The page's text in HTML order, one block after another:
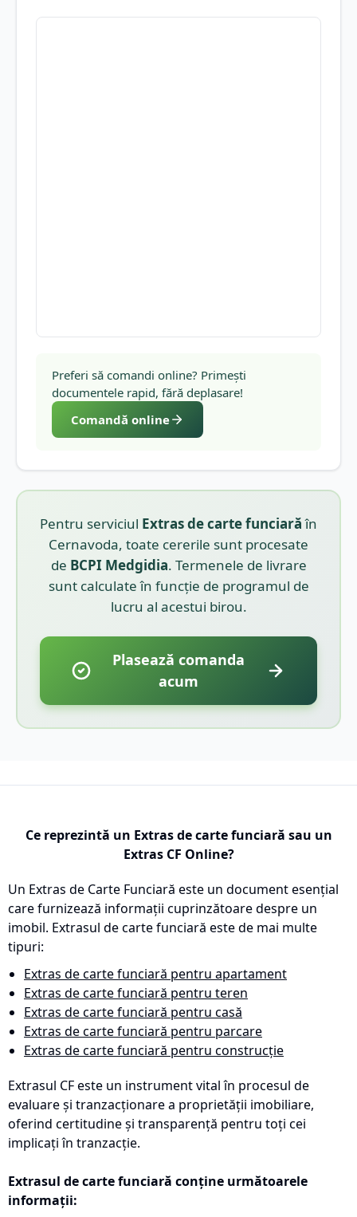
Preferi să comandi online? Primești
documentele rapid, fără deplasare!
Comandă online
Pentru serviciul Extras de carte funciarăîn
Cernavoda, toate cererile sunt procesate
de BCPI Medgidia. Termenele de livrare
sunt calculate în funcție de programul de
lucru al acestui birou.
Plasează comanda
acum
Ce reprezintă un Extras de carte funciară sau un
Extras CF Online?
Un Extras de Carte Funciară este un document esențial
care furnizează informații cuprinzătoare despre un
imobil. Extrasul de carte funciară este de mai multe
tipuri:
Extras de carte funciară pentru apartament
Extras de carte funciară pentru teren
Extras de carte funciară pentru casă
Extras de carte funciară pentru parcare
Extras de carte funciară pentru construcție
Extrasul CF este un instrument vital în procesul de
evaluare și tranzacționare a proprietății imobiliare,
oferind certitudine și transparență pentru toți cei
implicați în tranzacție.
Extrasul de carte funciară conține următoarele
informații: